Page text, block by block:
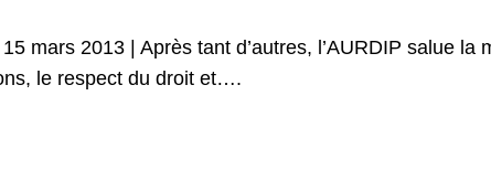
mars 2013 | Après tant d’autres, l’AURDIP salue
le respect du droit et….